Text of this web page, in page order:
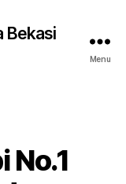
Bekasi
Menu
No.1